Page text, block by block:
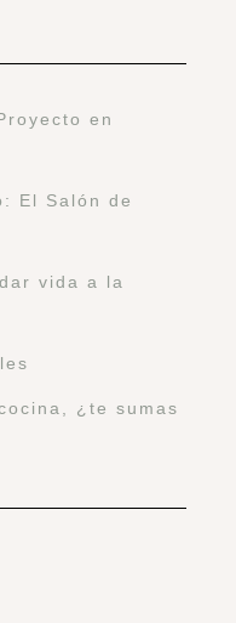
en
El Salón de
vida a la
¿te sumas